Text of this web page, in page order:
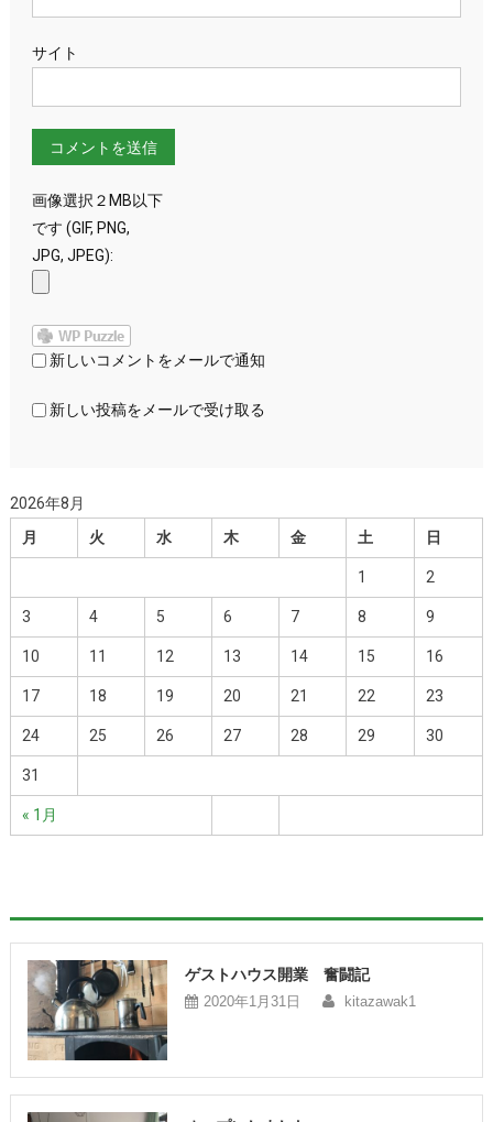
サイト
画像選択２MB以下
です (GIF, PNG,
JPG, JPEG):
新しいコメントをメールで通知
新しい投稿をメールで受け取る
2026年8月
月
火 水 木 金 土 日
« 1月
1 2
3 4 5 6 7 8 9
10 11 12 13 14 15 16
17 18 19 20 21 22 23
24 25 26 27 28 29 30
31
ゲストハウス開業 奮闘記
2020年1月31日 kitazawak1